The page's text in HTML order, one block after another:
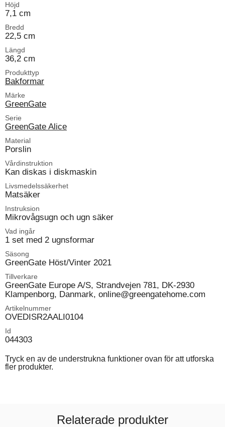
Höjd
7,1 cm
Bredd
22,5 cm
Längd
36,2 cm
Produkttyp
Bakformar
Märke
GreenGate
Serie
GreenGate Alice
Material
Porslin
Vårdinstruktion
Kan diskas i diskmaskin
Livsmedelssäkerhet
Matsäker
Instruksion
Mikrovågsugn och ugn säker
Vad ingår
1 set med 2 ugnsformar
Säsong
GreenGate Höst/Vinter 2021
Tillverkare
GreenGate Europe A/S, Strandvejen 781, DK-2930
Klampenborg, Danmark, online@greengatehome.com
Artikelnummer
OVEDISR2AALI0104
Id
044303
Tryck en av de understrukna funktioner ovan för att utforska
fler produkter.
Relaterade produkter